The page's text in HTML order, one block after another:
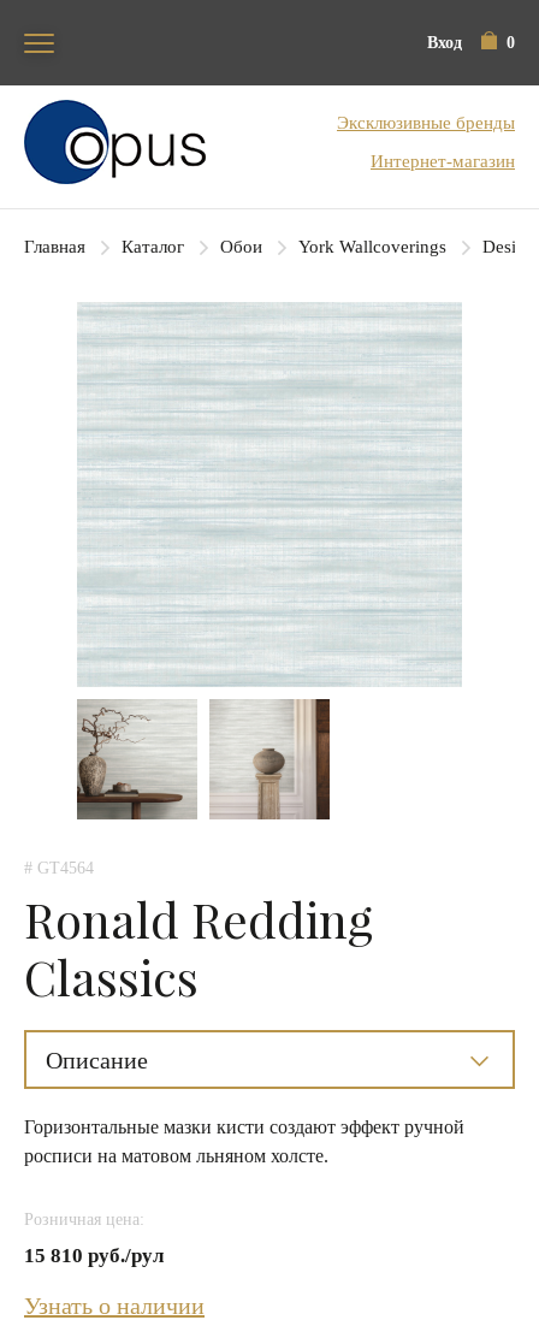
Вход 0
Блок поиска
Эксклюзивные бренды
Интернет-магазин
Главная Каталог Обои York Wallcoverings
# GT4564
Ronald Redding
Classics
Описание
Горизонтальные мазки кисти создают эффект ручной
росписи на матовом льняном холсте.
Розничная цена:
15 810 руб./рул
Узнать о наличии